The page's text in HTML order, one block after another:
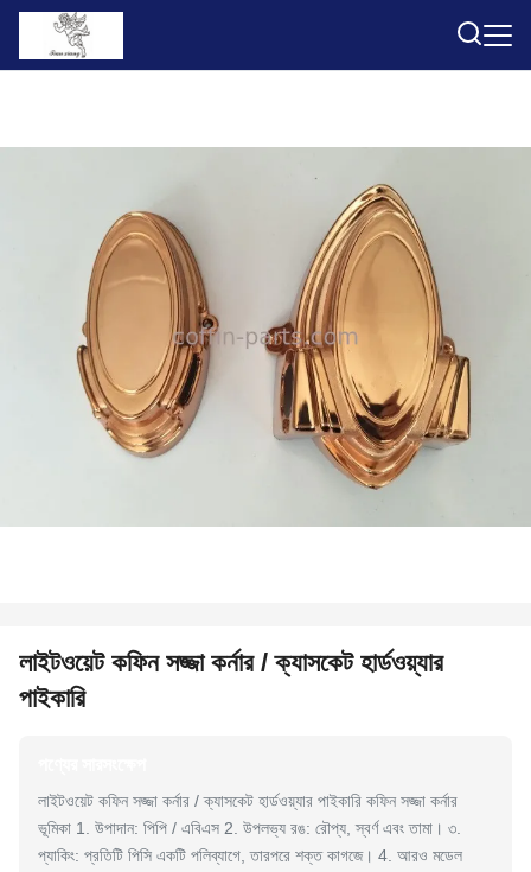
লাইটওয়েট কফিন সজ্জা কর্নার / ক্যাসকেট হার্ডওয়্যার
পাইকারি
লাইটওয়েট কফিন সজ্জা কর্নার / ক্যাসকেট হার্ডওয়্যার পাইকারি কফিন সজ্জা কর্নার
ভূমিকা 1. উপাদান: পিপি / এবিএস 2. উপলভ্য রঙ: রৌপ্য, স্বর্ণ এবং তামা। ৩.
প্যাকিং: প্রতিটি পিসি একটি পলিব্যাগে, তারপরে শক্ত কাগজে। 4. আরও মডেল